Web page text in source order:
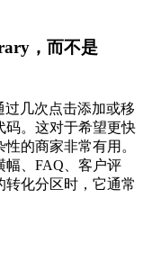
，而不是
过几次点击添加或移
。这对于希望更快
的商家非常有用。
幅、FAQ、客户评
化分区时，它通常